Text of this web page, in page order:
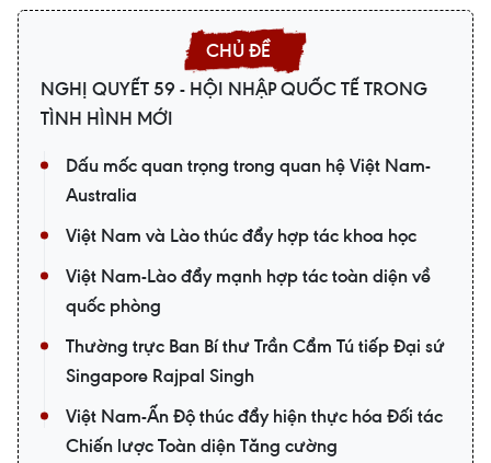
NGHỊ QUYẾT 59 - HỘI NHẬP QUỐC TẾ TRONG
TÌNH HÌNH MỚI
Dấu mốc quan trọng trong quan hệ Việt Nam-
Australia
Việt Nam và Lào thúc đẩy hợp tác khoa học
Việt Nam-Lào đẩy mạnh hợp tác toàn diện về
quốc phòng
Thường trực Ban Bí thư Trần Cẩm Tú tiếp Đại sứ
Singapore Rajpal Singh
Việt Nam-Ấn Độ thúc đẩy hiện thực hóa Đối tác
Chiến lược Toàn diện Tăng cường